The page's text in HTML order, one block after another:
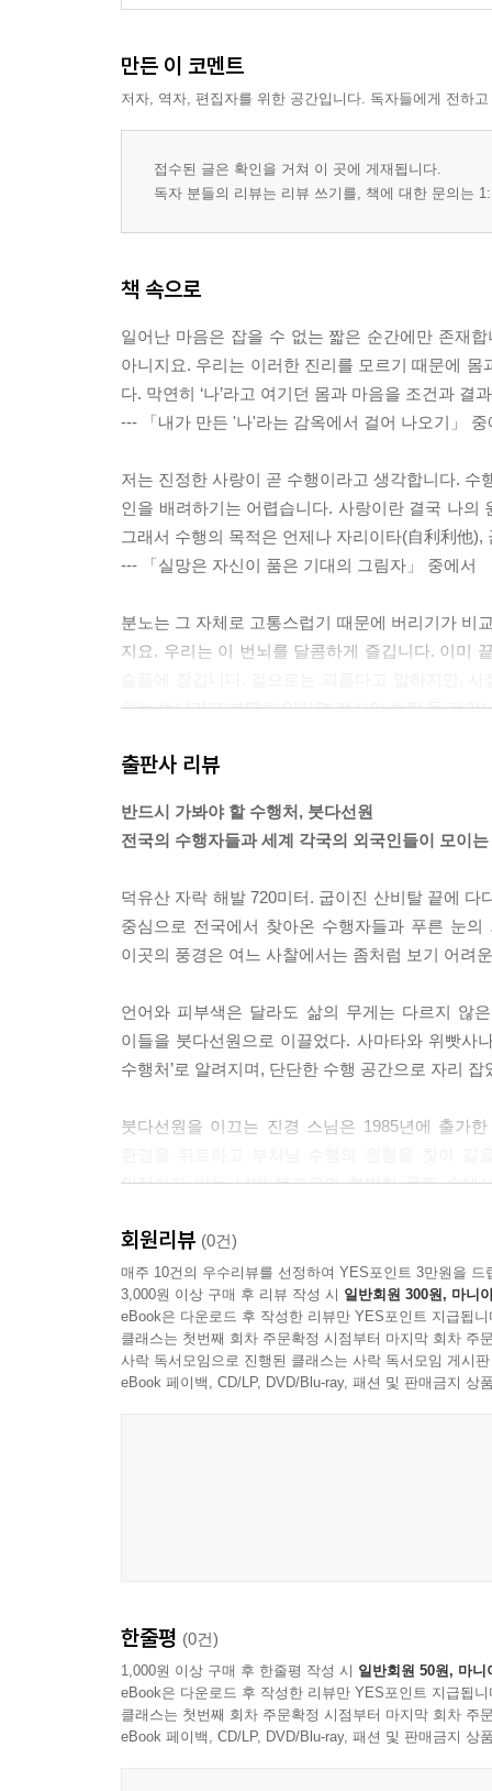
15. 최고의 효도는 내가 닦은 선한 마음을 나누는 것
◆ 진경 스님의 수행 여정 2
3장 세상을 비추다: 경계를 넘어 지혜로 깨어나는
1. 마음의 흐름을 바꿀 수 있는 조건적 자유의지
3. 가피는 내 안의 선함에서 피어난다
4. 감사하는 마음으로 세상을 시비하지 않는다
5. 업은 평등하며, 세상은 인과로써 완전하다
6. 미래의 행복을 좇는 순간 지금의 행복을 놓친다
7. 현재에 마음챙김은 불선을 제어하는 안전 장치
9. 몸의 휴식을 좇지 않는 마음의 진정한 휴식
10. 구하는 기도에서 내려놓는 서원으로
11. 과거는 바꿀 수 없지만, 미래는 지금 내 손에 달
12. 마지막 한 생각이 다음 삶의 지도를 그린다
14. 한 치의 어긋남도 없는 인과의 세상
1. 오온, 나는 무엇인가?
2. 숨보기의 행복과 수행의 바른 마음가짐
만든 이 코멘트
저자, 역자, 편집자를 위한 공간입니다. 독자들에게 전하
접수된 글은 확인을 거쳐 이 곳에 게재됩니다.
독자 분들의 리뷰는 리뷰 쓰기를, 책에 대한 문의는
책 속으로
일어난 마음은 잡을 수 없는 짧은 순간에만 존재
아니지요. 우리는 이러한 진리를 모르기 때문에
다. 막연히 ‘나’라고 여기던 몸과 마음을 조건과
--- 「내가 만든 '나'라는 감옥에서 걸어 나오기」 중
저는 진정한 사랑이 곧 수행이라고 생각합니다.
인을 배려하기는 어렵습니다. 사랑이란 결국 나
그래서 수행의 목적은 언제나 자리이타(自利利他
--- 「실망은 자신이 품은 기대의 그림자」 중에서
분노는 그 자체로 고통스럽기 때문에 버리기가 비
지요. 우리는 이 번뇌를 달콤하게 즐깁니다. 이미
히는 번뇌라고 분명히 안다면 정신이 번쩍 들 것
--- 「이야기 속에 가두지 말고 있는 그대로 보라」
마음은 한 번에 하나의 대상만 취할 수 있습니다.
반복해 온 번뇌 망상의 패턴은 자연스레 끊어집
--- 「하루치만큼의 작은 지혜에서부터 시작하라」
우리는 모두 행복해질 수 있습니다. 그러나 행복
피어납니다. 그때 탐욕이 사라지고 만족이 자라
열반이라는 참된 행복의 씨앗이 될 것입니다.
--- 「받아들이는 만큼 관계의 짐은 가벼워진다」
우리는 흔히 틀린 말은 하지 않았다는 사실에 안
---「우리는 각자의 업과 인연을 따라 살아간다」 중에서
출판사 리뷰
반드시 가봐야 할 수행처, 붓다선원
전국의 수행자들과 세계 각국의 외국인들이 모이
덕유산 자락 해발 720미터. 굽이진 산비탈 끝에
중심으로 전국에서 찾아온 수행자들과 푸른 눈
이곳의 풍경은 여느 사찰에서는 좀처럼 보기 어려
언어와 피부색은 달라도 삶의 무게는 다르지 않
이들을 붓다선원으로 이끌었다. 사마타와 위빳사
수행처’로 알려지며, 단단한 수행 공간으로 자리 잡
붓다선원을 이끄는 진경 스님은 1985년에 출가
인정하지 않는 남방 불교권의 척박한 풍토 속에
‘나’라고 믿어 왔던 견고한 고집이 허물어지는
맞물려 있는 수행 체계를 깊이 체득하며 오랜 방
꺼지지 않는 수행 도량을 이끌고 있다. 『나로부
바탕으로 반복되는 괴로움의 원인을 정면으로 바
길 위의 여행자들이 품은 ‘날 것’ 그대로의 질문과
정면으로 바라보게 하는 냉철함이 먼저 다가온다.
“고통을 뿌리째 뽑을 수 있는 진짜 약이 있는데, 어
회원리뷰 (0건)
매주 10건의 우수리뷰를 선정하여 YES포인트 3만원을 드
3,000원 이상 구매 후 리뷰 작성 시 일반회원 300원, 마니
eBook은 다운로드 후 작성한 리뷰만 YES포인트 지급됩니
클래스는 첫번째 회차 주문확정 시점부터 마지막 회차 주
사락 독서모임으로 진행된 클래스는 사락 독서모임 게시
eBook 페이백, CD/LP, DVD/Blu-ray, 패션 및 판매금지 상
한줄평 (0건)
1,000원 이상 구매 후 한줄평 작성 시 일반회원 50원, 마니
eBook은 다운로드 후 작성한 리뷰만 YES포인트 지급됩니
클래스는 첫번째 회차 주문확정 시점부터 마지막 회차 주
eBook 페이백, CD/LP, DVD/Blu-ray, 패션 및 판매금지 상